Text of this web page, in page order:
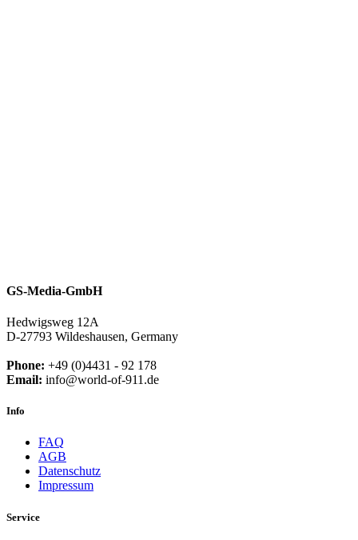
GS-Media-GmbH
Hedwigsweg 12A
D-27793 Wildeshausen, Germany
Phone: +49 (0)4431 - 92 178
Email: info@world-of-911.de
Info
FAQ
AGB
Datenschutz
Impressum
Service